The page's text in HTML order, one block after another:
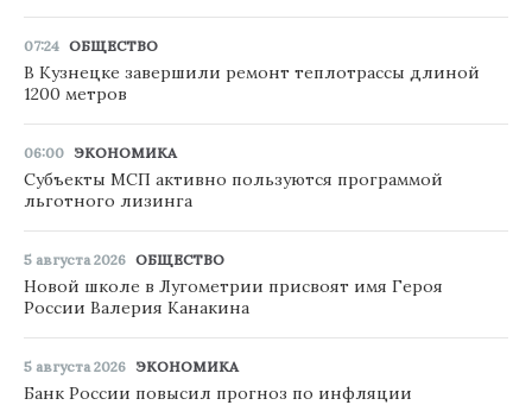
07:24 ОБЩЕСТВО
В Кузнецке завершили ремонт теплотрассы длиной
1200 метров
06:00 ЭКОНОМИКА
Субъекты МСП активно пользуются программой
льготного лизинга
5 августа 2026 ОБЩЕСТВО
Новой школе в Лугометрии присвоят имя Героя
России Валерия Канакина
5 августа 2026 ЭКОНОМИКА
Банк России повысил прогноз по инфляции